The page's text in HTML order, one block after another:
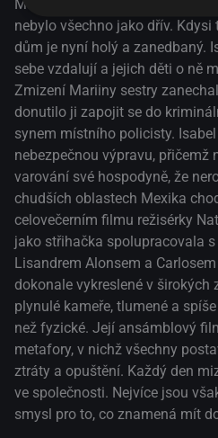
Marií. Od doby, kdy Isabelina
nebylo všechno jako dřív.
dům je nyní holý a zanedbaný.
sebe vzdalují a jejich děti o ně
Zmizení Mariiny sestry
donutilo ji zapojit se do
synem místního policisty.
nebezpečnou výpravu, přičemž
varování své hospodyně, že
chudších oblastech Mexika
celovečerním filmu režisérky
jako střihačka spolupracovala
Lisandrem Alonsem a
dokonale vykreslené v širokých
plynulé kameře, tlumené a
než fyzické. Její ansámblový
metafory, v nichž všechny
ztráty a opuštění. Každý den
ve společnosti. Nejvíce jsou
smysl pro to, co znamená mít